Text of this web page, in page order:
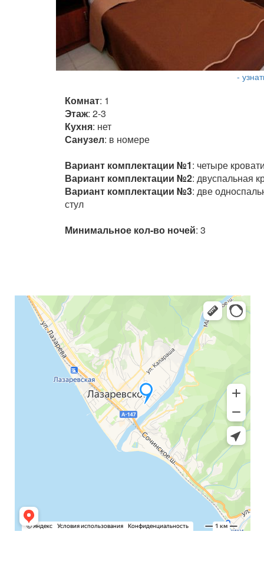
-
Комнат: 1
Этаж: 2-3
Кухня: нет
Санузел: в номере
Вариант комплектации №1: четыре
Вариант комплектации №2: двуспальная
Вариант комплектации №3: две
стул
Минимальное кол-во ночей: 3